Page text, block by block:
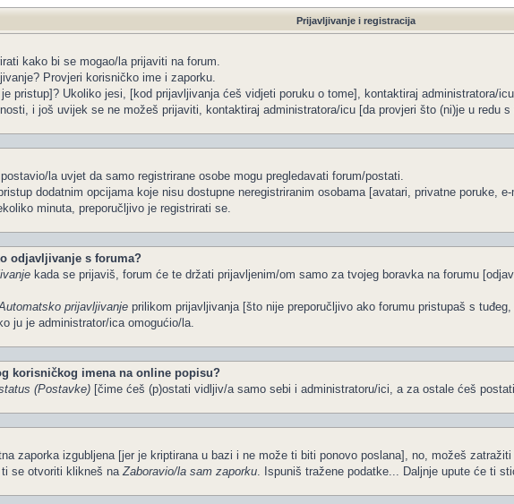
Prijavljivanje i registracija
kako bi se mogao/la prijaviti na forum.
Provjeri korisničko ime i zaporku.
pristup]? Ukoliko jesi, [kod prijavljivanja ćeš vidjeti poruku o tome], kontaktiraj administratora/
i još uvijek se ne možeš prijaviti, kontaktiraj administratora/icu [da provjeri što (ni)je u redu
la uvjet da samo registrirane osobe mogu pregledavati forum/postati.
dodatnim opcijama koje nisu dostupne neregistriranim osobama [avatari, privatne poruke,
minuta, preporučljivo je registrirati se.
odjavljivanje s foruma?
kada se prijaviš, forum će te držati prijavljenim/om samo za tvojeg boravka na forumu
prijavljivanje prilikom prijavljivanja [što nije preporučljivo ako forumu pristupaš s
ju je administrator/ica omogućio/la.
korisničkog imena na online popisu?
(Postavke) [čime ćeš (p)ostati vidljiv/a samo sebi i administratoru/ici, a za ostale ćeš
zaporka izgubljena [jer je kriptirana u bazi i ne može ti biti ponovo poslana], no, možeš zatražiti
se otvoriti klikneš naZaboravio/la sam zaporku. Ispuniš tražene podatke... Daljnje upute će ti